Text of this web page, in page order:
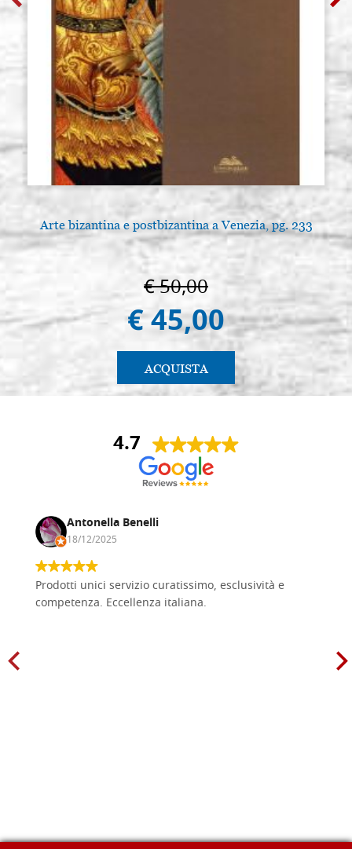
Arte bizantina e postbizantina a Venezia, pg. 233
€ 50,00
€ 45,00
ACQUISTA
4.7
Antonella Benelli
18/12/2025
Prodotti unici servizio curatissimo, esclusività e
competenza. Eccellenza italiana.